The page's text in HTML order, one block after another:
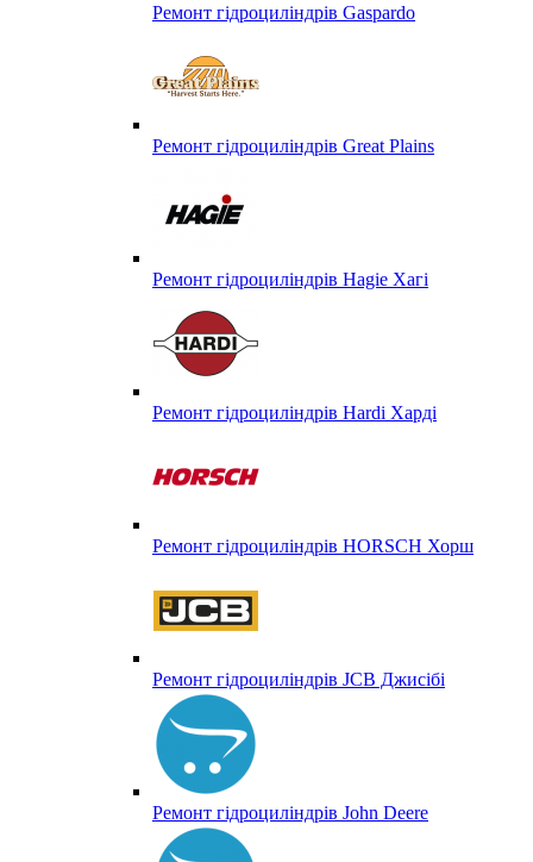
Ремонт гідроциліндрів Gaspardo
Ремонт гідроциліндрів Great Plains
Ремонт гідроциліндрів Hagie Хагі
Ремонт гідроциліндрів Hardi Харді
Ремонт гідроциліндрів HORSCH Хорш
Ремонт гідроциліндрів JCB Джисібі
Ремонт гідроциліндрів John Deere